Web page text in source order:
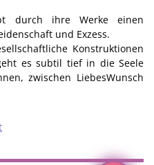
durch ihre Werke einen
und Exzess.
Konstruktionen
es subtil tief in die Seele
zwischen LiebesWunsch